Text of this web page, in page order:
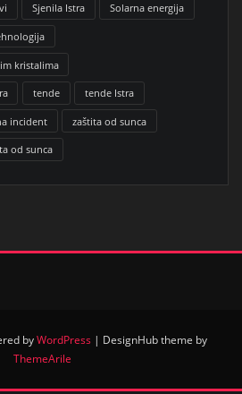
Sjenila Istra Solarna energija
kristalima
tende tende Istra
incident zaštita od sunca
od sunca
byWordPress | DesignHub theme by
ThemeArile